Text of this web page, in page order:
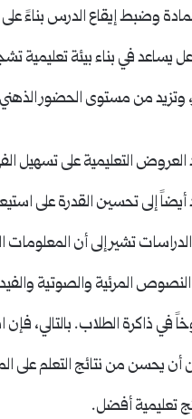
وضبط إيقاع الدرس بناءً
يساعد في بناء بيئة تعليمية
وتزيد من مستوى الحضور
العروض التعليمية على تسهيل
إلى تحسين القدرة على
الدراسات تشير إلى أن
المرئية والصوتية
في ذاكرة الطلاب. بالتالي،
أن يحسن من نتائج التعلم على
تعليمية أفضل.